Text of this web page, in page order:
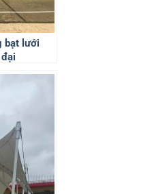
bạt lưới